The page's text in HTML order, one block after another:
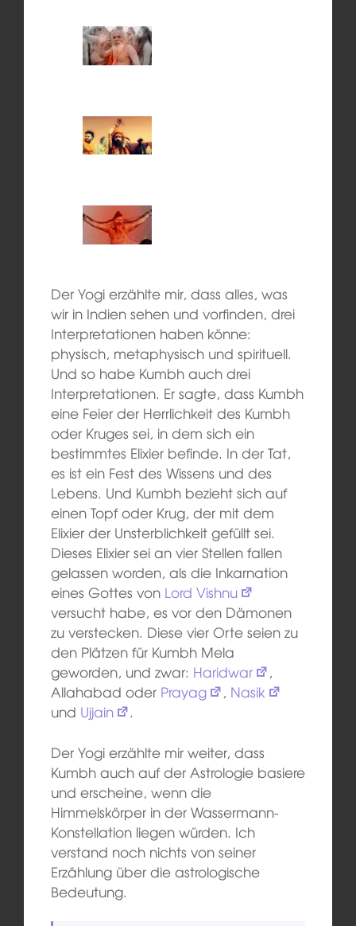
Der Yogi erzählte mir, dass alles, was
wir in Indien sehen und vorfinden, drei
Interpretationen haben könne:
physisch, metaphysisch und spirituell.
Und so habe Kumbh auch drei
Interpretationen. Er sagte, dass Kumbh
eine Feier der Herrlichkeit des Kumbh
oder Kruges sei, in dem sich ein
bestimmtes Elixier befinde. In der Tat,
es ist ein Fest des Wissens und des
Lebens. Und Kumbh bezieht sich auf
einen Topf oder Krug, der mit dem
Elixier der Unsterblichkeit gefüllt sei.
Dieses Elixier sei an vier Stellen fallen
gelassen worden, als die Inkarnation
eines Gottes von Lord Vishnu
versucht habe, es vor den Dämonen
zu verstecken. Diese vier Orte seien zu
den Plätzen für Kumbh Mela
geworden, und zwar: Haridwar
,
Allahabad oder Prayag , Nasik
und Ujjain .
Der Yogi erzählte mir weiter, dass
Kumbh auch auf der Astrologie basiere
und erscheine, wenn die
Himmelskörper in der Wassermann-
Konstellation liegen würden. Ich
verstand noch nichts von seiner
Erzählung über die astrologische
Bedeutung.